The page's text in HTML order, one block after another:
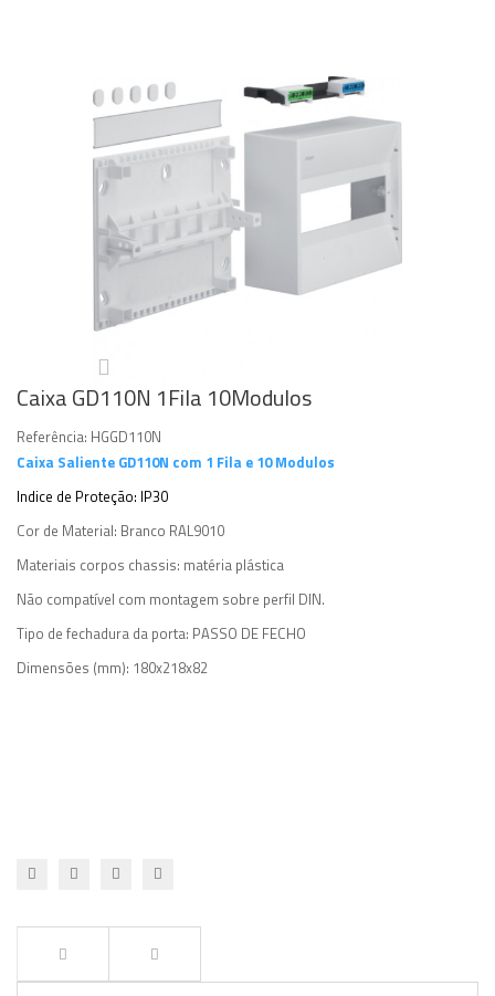
Caixa GD110N 1Fila 10Modulos
Referência: HGGD110N
Caixa Saliente GD110N com 1 Fila e 10 Modulos
Indice de Proteção: IP30
Cor de Material: Branco RAL9010
Materiais corpos chassis: matéria plástica
Não compatível com montagem sobre perfil DIN.
Tipo de fechadura da porta: PASSO DE FECHO
Dimensões (mm): 180x218x82